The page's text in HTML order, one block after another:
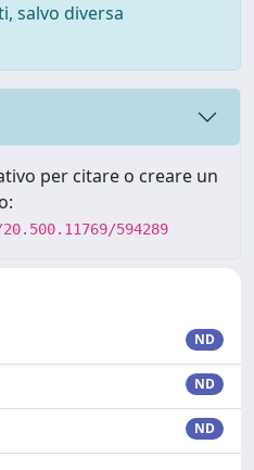
salvo diversa
per citare o creare un
594289
ND
ND
ND